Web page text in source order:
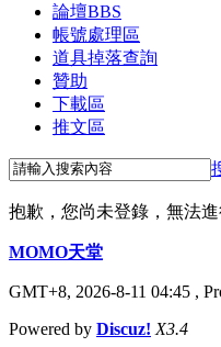
論壇BBS
帳號處理區
道具掉落查詢
贊助
下載區
推文區
抱歉，您尚未登錄，無法
MOMO天堂
GMT+8, 2026-8-11 04:45 ,
Powered by Discuz! X3.4